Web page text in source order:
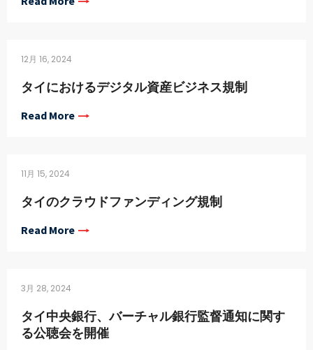
12月 16, 2024
タイにおけるデジタル資産ビジネス規制
Read More
11月 15, 2024
タイのクラウドファンディング規制
Read More
3月 28, 2024
タイ中央銀行、バーチャル銀行監督通知に関す
る公聴会を開催